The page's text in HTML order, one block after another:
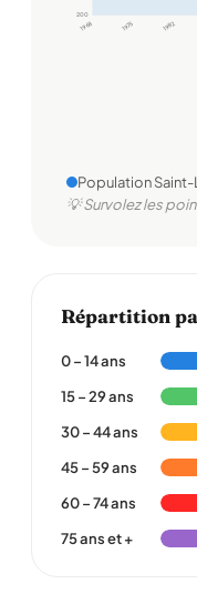
200
1968 1975 1982
Population
💡 Survolez les
Répartition
0 – 14 ans
15 – 29 ans
30 – 44 ans
45 – 59 ans
60 – 74 ans
75 ans et +